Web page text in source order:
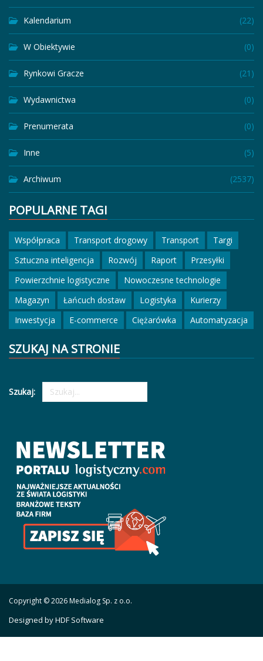
Kalendarium (22)
W Obiektywie (0)
Rynkowi Gracze (21)
Wydawnictwa (0)
Prenumerata (0)
Inne (5)
Archiwum (2537)
POPULARNE TAGI
Współpraca Transport drogowy Transport
Targi
Sztuczna inteligencja
Rozwój Raport
Przesyłki
Powierzchnie logistyczne
Nowoczesne technologie
Magazyn
Łańcuch dostaw Logistyka
Kurierzy
Inwestycja
E-commerce Ciężarówka Automatyzacja
SZUKAJ NA STRONIE
Szukaj:
Copyright © 2026 Medialog Sp. z o.o.
Designed by HDF Software